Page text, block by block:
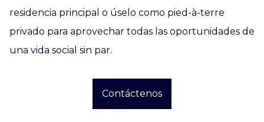
residencia principal o úselo como pied-à-terre
privado para aprovechar todas las oportunidades de
una vida social sin par.
Contáctenos